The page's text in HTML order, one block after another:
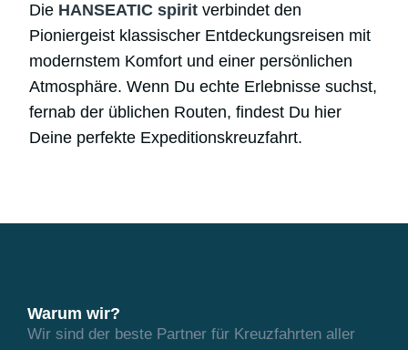
Die HANSEATIC spirit verbindet den
Pioniergeist klassischer Entdeckungsreisen mit
modernstem Komfort und einer persönlichen
Atmosphäre. Wenn Du echte Erlebnisse suchst,
fernab der üblichen Routen, findest Du hier
Deine perfekte Expeditionskreuzfahrt.
Warum wir?
Wir sind der beste Partner für Kreuzfahrten aller